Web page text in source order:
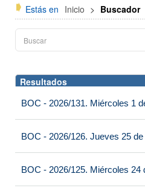
Estás en Inicio > Buscador
Resultados
BOC - 2026/131. Miércoles 1
BOC - 2026/126. Jueves 25
BOC - 2026/125. Miércoles 24